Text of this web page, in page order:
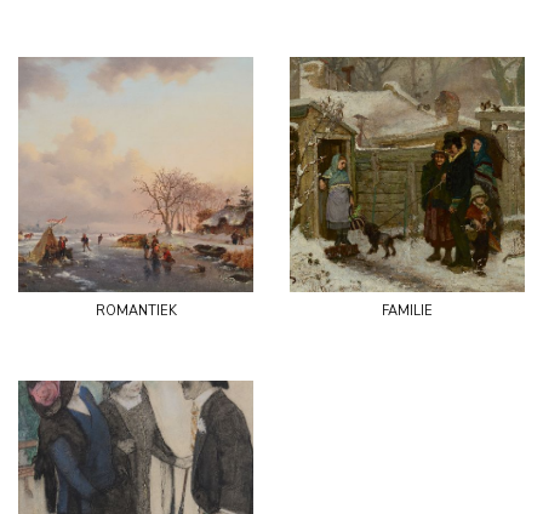
romantiek familie